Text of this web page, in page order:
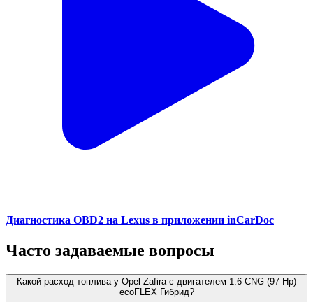
Диагностика OBD2 на Lexus в приложении inCarDoc
Часто задаваемые вопросы
Какой расход топлива у Opel Zafira с двигателем 1.6 CNG (97 Hp)
ecoFLEX Гибрид?